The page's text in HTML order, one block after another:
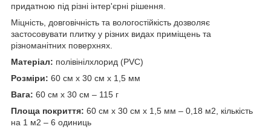
придатною під різні інтер'єрні рішення.
Міцність, довговічність та вологостійкість дозволяє
застосовувати плитку у різних видах приміщень та
різноманітних поверхнях.
Матеріал: полівінілхлорид (PVC)
Розміри: 60 см х 30 см х 1,5 мм
Вага: 60 см х 30 см – 115 г
Площа покриття: 60 см х 30 см х 1,5 мм – 0,18 м2 , кількість
на 1 м2 – 6 одиниць